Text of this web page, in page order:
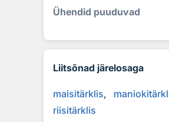
Ühendid puuduvad
Liitsõnad järelosaga
maisitärklis
riisitärklis